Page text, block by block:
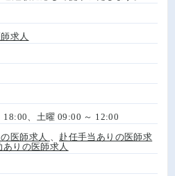
求人
18:00、土曜 09:00 ～ 12:00
医師求人
赴任手当ありの医師求
ありの医師求人